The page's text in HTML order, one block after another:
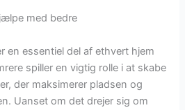
med bedre
en essentiel del af ethvert hjem
spiller en vigtig rolle i at skabe
der maksimerer pladsen og
Uanset om det drejer sig om